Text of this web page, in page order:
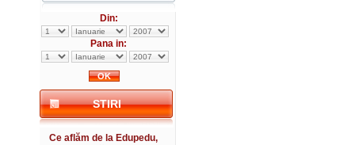
Din:
Pana in:
STIRI
Ce aflăm de la Edupedu,